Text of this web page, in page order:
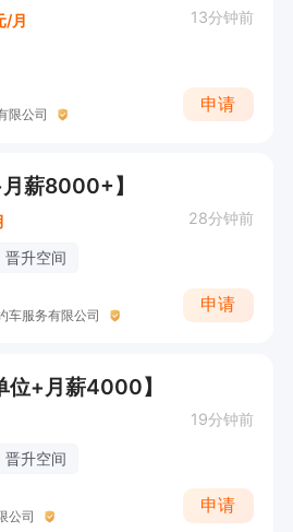
/月 13分钟前
限公司
申请
薪8000+】
28分钟前
晋升空间
车服务有限公司
申请
位+月薪4000】
19分钟前
晋升空间
公司
申请